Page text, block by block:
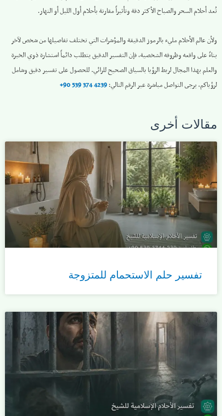
تُعد أحلام السحر والصباح الأكثر دقة وتأثيراً مقارنة بأحلام أول الليل أو النهار.
ولأن عالم الأحلام مليء بالرموز الدقيقة والمؤشرات التي تختلف تفاصيلها من شخص لآخر
بناءً على واقعه وظروفه الشخصية، فإن التفسير الدقيق يتطلب دائماً استشارة ذوي الخبرة
والعلم بهذا المجال لربط الرؤيا بالسياق الصحيح للرائي. للحصول على تفسير دقيق وشامل
لرؤياكم، يرجى التواصل مباشرة عبر الرقم التالي:4239 374 539 90+
مقالات أخرى
تفسير حلم الاستحمام للمتزوجة